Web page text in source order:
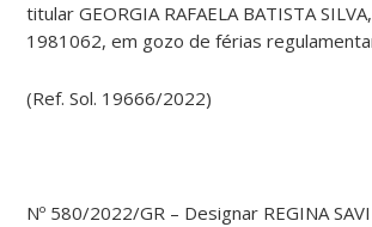
titular GEORGIA RAFAELA BATISTA
1981062, em gozo de férias
(Ref. Sol. 19666/2022)
Nº 580/2022/GR – Designar REGINA